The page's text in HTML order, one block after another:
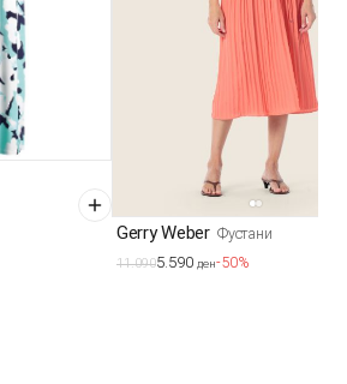
Gerry Weber Фустани
11.0905.590 ден-50%